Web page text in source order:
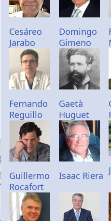
Cesáreo
Jarabo
Domingo
Gimeno
Fernando
Reguillo
Gaetà
Huguet
Guillermo
Rocafort
Isaac Riera